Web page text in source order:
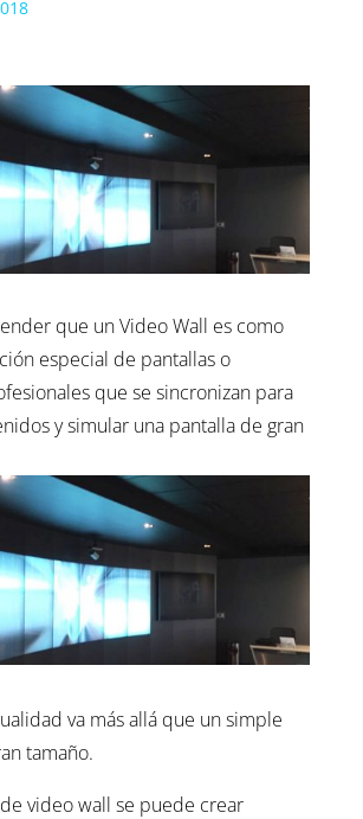
que un Video Wall es como
especial de pantallas o
que se sincronizan para
y simular una pantalla de gran
va más allá que un simple
tamaño.
video wall se puede crear